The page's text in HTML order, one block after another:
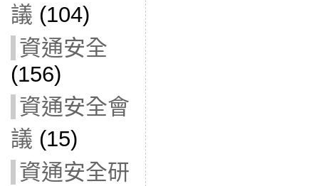
議 (104)
資通安全
(156)
資通安全會
議 (15)
資通安全研